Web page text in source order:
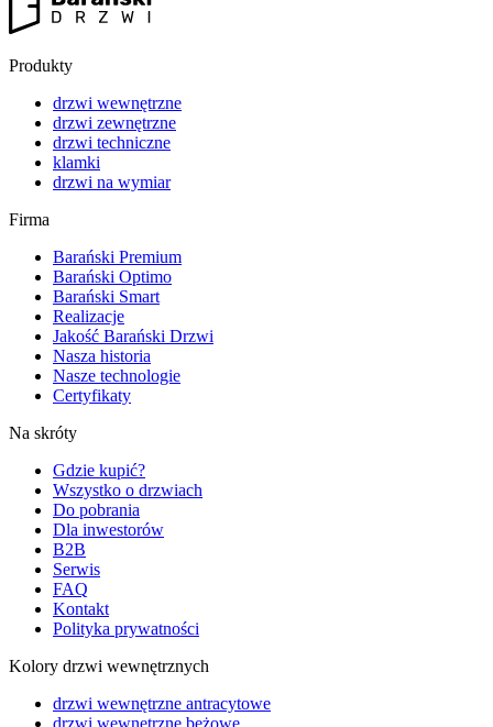
Produkty
drzwi wewnętrzne
drzwi zewnętrzne
drzwi techniczne
klamki
drzwi na wymiar
Firma
Barański Premium
Barański Optimo
Barański Smart
Realizacje
Jakość Barański Drzwi
Nasza historia
Nasze technologie
Certyfikaty
Na skróty
Gdzie kupić?
Wszystko o drzwiach
Do pobrania
Dla inwestorów
B2B
Serwis
FAQ
Kontakt
Polityka prywatności
Kolory drzwi wewnętrznych
drzwi wewnętrzne antracytowe
drzwi wewnętrzne beżowe